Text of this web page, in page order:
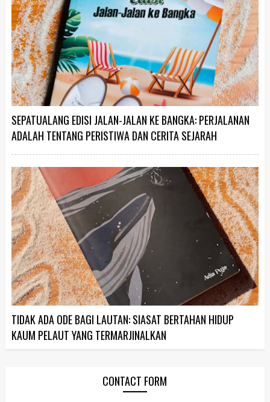
SEPATUALANG EDISI JALAN-JALAN KE BANGKA: PERJALANAN
ADALAH TENTANG PERISTIWA DAN CERITA SEJARAH
TIDAK ADA ODE BAGI LAUTAN: SIASAT BERTAHAN HIDUP
KAUM PELAUT YANG TERMARJINALKAN
CONTACT FORM